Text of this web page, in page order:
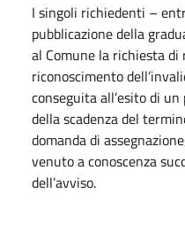
I singoli richiedenti –
pubblicazione della
al Comune la richiesta
riconoscimento
conseguita all’esito di
della scadenza del
domanda di
venuto a conoscenza
dell’avviso.